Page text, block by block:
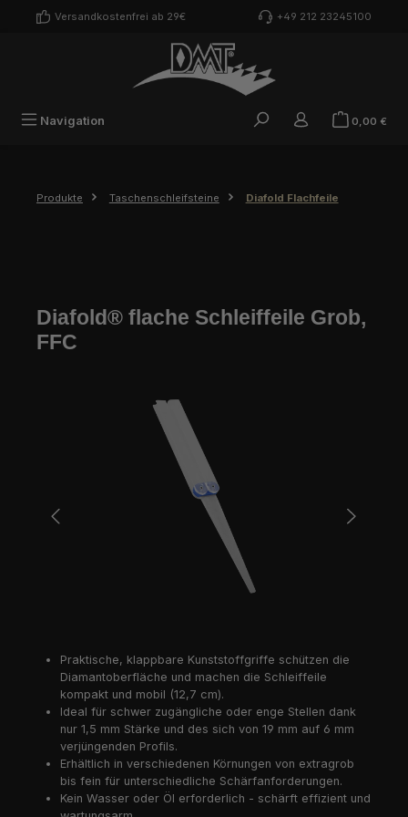
Zum Hauptinhalt springen
Versandkostenfrei ab 29€ +49 212 23245100
Navigation 0,00 €
Produkte Taschenschleifsteine Diafold Flachfeile
Diafold® flache Schleiffeile Grob,
FFC
Bildergalerie überspringen
Praktische, klappbare Kunststoffgriffe schützen die
Diamantoberfläche und machen die Schleiffeile
kompakt und mobil (12,7 cm).
Ideal für schwer zugängliche oder enge Stellen dank
nur 1,5 mm Stärke und des sich von 19 mm auf 6 mm
verjüngenden Profils.
Erhältlich in verschiedenen Körnungen von extragrob
bis fein für unterschiedliche Schärfanforderungen.
Kein Wasser oder Öl erforderlich - schärft effizient und